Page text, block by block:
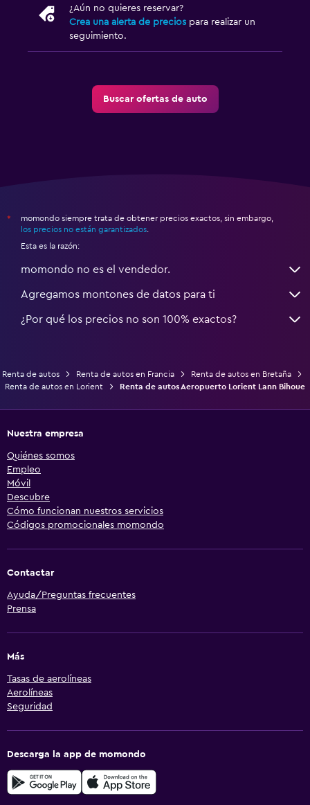
¿Aún no quieres reservar?
Crea una alerta de precios para realizar un
seguimiento.
Buscar ofertas de auto
*
momondo siempre trata de obtener precios exactos, sin embargo,
los precios no están garantizados.
Esta es la razón:
momondo no es el vendedor.
Agregamos montones de datos para ti
¿Por qué los precios no son 100% exactos?
Renta de autos Renta de autos en Francia
Renta de autos en Bretaña
Renta de autos en Lorient
Renta de autos Aeropuerto Lorient Lann Bihoue
Nuestra empresa
Quiénes somos
Empleo
Móvil
Descubre
Cómo funcionan nuestros servicios
Códigos promocionales momondo
Contactar
Ayuda/Preguntas frecuentes
Prensa
Más
Tasas de aerolíneas
Aerolíneas
Seguridad
Descarga la app de momondo